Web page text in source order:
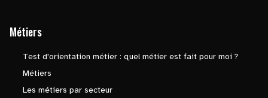
Métiers
Test d'orientation métier : quel métier est fait pour moi ?
Métiers
Les métiers par secteur